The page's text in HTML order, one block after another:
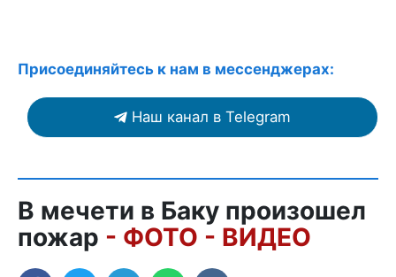
Присоединяйтесь к нам в мессенджерах:
Наш канал в Telegram
В мечети в Баку произошел
пожар - ФОТО - ВИДЕО